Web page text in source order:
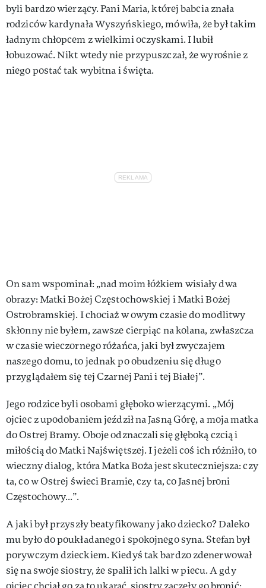
byli bardzo wierzący. Pani Maria, której babcia znała
rodziców kardynała Wyszyńskiego, mówiła, że był takim
ładnym chłopcem z wielkimi oczyskami. I lubił
łobuzować. Nikt wtedy nie przypuszczał, że wyrośnie z
niego postać tak wybitna i święta.
On sam wspominał: „nad moim łóżkiem wisiały dwa
obrazy: Matki Bożej Częstochowskiej i Matki Bożej
Ostrobramskiej. I chociaż w owym czasie do modlitwy
skłonny nie byłem, zawsze cierpiąc na kolana, zwłaszcza
w czasie wieczornego różańca, jaki był zwyczajem
naszego domu, to jednak po obudzeniu się długo
przyglądałem się tej Czarnej Pani i tej Białej”.
Jego rodzice byli osobami głęboko wierzącymi. „Mój
ojciec z upodobaniem jeździł na Jasną Górę, a moja matka
do Ostrej Bramy. Oboje odznaczali się głęboką czcią i
miłością do Matki Najświętszej. I jeżeli coś ich różniło, to
wieczny dialog, która Matka Boża jest skuteczniejsza: czy
ta, co w Ostrej świeci Bramie, czy ta, co Jasnej broni
Częstochowy...”.
A jaki był przyszły beatyfikowany jako dziecko? Daleko
mu było do poukładanego i spokojnego syna. Stefan był
porywczym dzieckiem. Kiedyś tak bardzo zdenerwował
się na swoje siostry, że spalił ich lalki w piecu. A gdy